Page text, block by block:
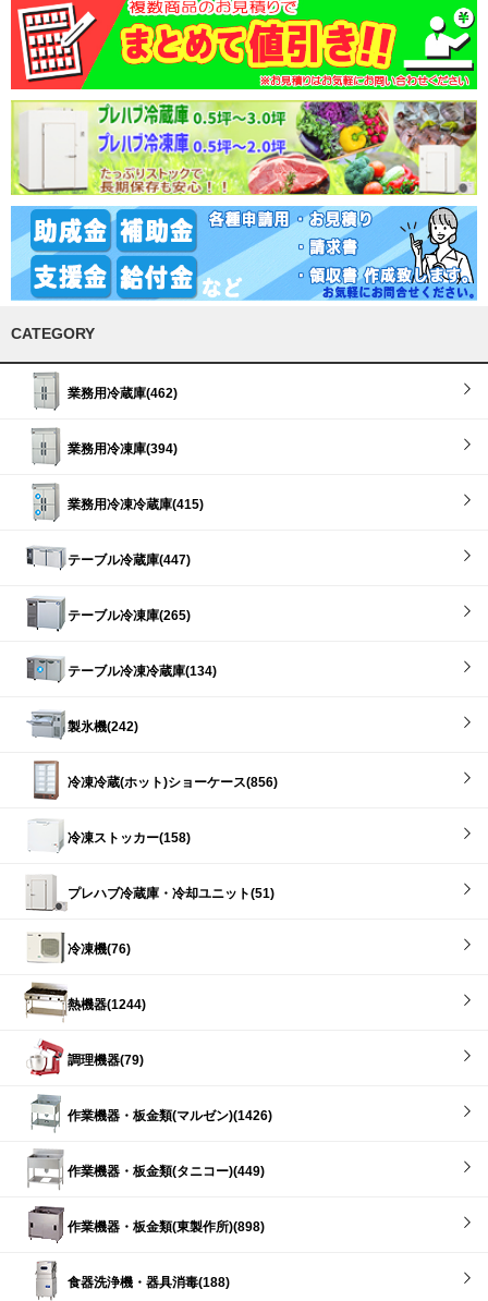
CATEGORY
業務用冷蔵庫(462)
業務用冷凍庫(394)
業務用冷凍冷蔵庫(415)
テーブル冷蔵庫(447)
テーブル冷凍庫(265)
テーブル冷凍冷蔵庫(134)
製氷機(242)
冷凍冷蔵(ホット)ショーケース(856)
冷凍ストッカー(158)
プレハブ冷蔵庫・冷却ユニット(51)
冷凍機(76)
熱機器(1244)
調理機器(79)
作業機器・板金類(マルゼン)(1426)
作業機器・板金類(タニコー)(449)
作業機器・板金類(東製作所)(898)
食器洗浄機・器具消毒(188)